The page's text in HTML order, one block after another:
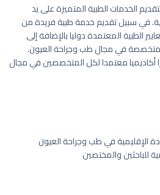
الخدمات الطبية المتميزة على يد
في سبيل تقديم خدمة طبية فريدة من
الطبية المعتمدة دوليا بالإضافة إلى
في مجال طب وجراحة العيون.
معتمدا لكل المتخصصين في مجال
الإقليمية في طب وجراحة العيون
للباحثين والمختصين